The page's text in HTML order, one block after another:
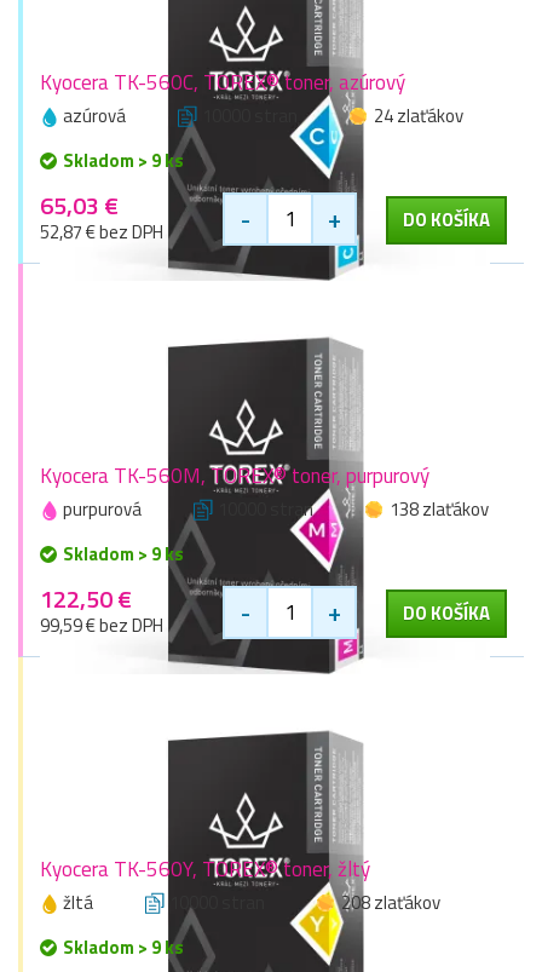
Kyocera TK-560C, TOREX® toner, azúrový
azúrová
24 zlaťákov
Skladom > 9 ks
65,03 €
52,87 € bez DPH - + DO KOŠÍKA
Kyocera TK-560M, TOREX® toner, purpurový
purpurová 10000 stran
138 zlaťákov
Skladom > 9 ks
122,50 €
99,59 € bez DPH - + DO KOŠÍKA
Kyocera TK-560Y, TOREX® toner, žltý
žltá 10000 stran
208 zlaťákov
Skladom > 9 ks